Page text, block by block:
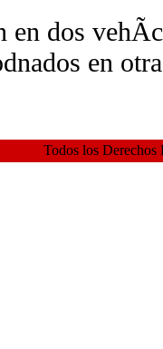
en dos
en
Todos los Derechos